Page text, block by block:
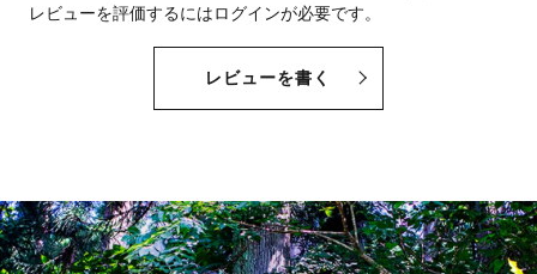
レビューを評価するにはログインが必要です。
レビューを書く